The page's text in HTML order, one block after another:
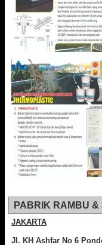
PABRIK RAMBU
JAKARTA
Jl. KH Ashfar No 6